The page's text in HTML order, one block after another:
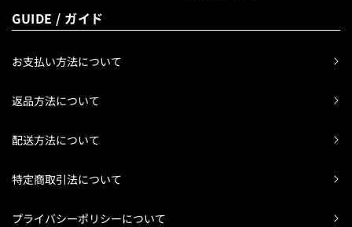
GUIDE / ガイド
お支払い方法について
返品方法について
配送方法について
特定商取引法について
プライバシーポリシーについて